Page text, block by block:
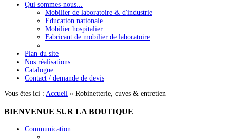
Qui sommes-nous...
Mobilier de laboratoire & d'industrie
Education nationale
Mobilier hospitalier
Fabricant de mobilier de laboratoire
Plan du site
Nos réalisations
Catalogue
Contact / demande de devis
Vous êtes ici : Accueil » Robinetterie, cuves & entretien
BIENVENUE SUR LA BOUTIQUE
Communication